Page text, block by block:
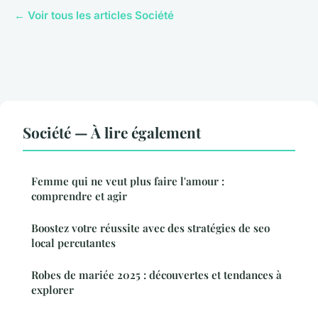
← Voir tous les articles Société
Société — À lire également
Femme qui ne veut plus faire l'amour :
comprendre et agir
Boostez votre réussite avec des stratégies de seo
local percutantes
Robes de mariée 2025 : découvertes et tendances à
explorer